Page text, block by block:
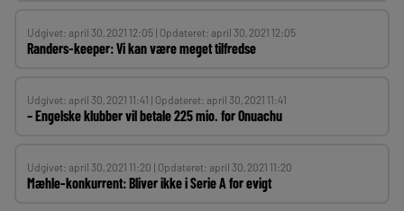
Udgivet: april 30, 2021 12:05 | Opdateret: april 30, 2021 12:05
Randers-keeper: Vi kan være meget tilfredse
Udgivet: april 30, 2021 11:41 | Opdateret: april 30, 2021 11:41
– Engelske klubber vil betale 225 mio. for Onuachu
Udgivet: april 30, 2021 11:20 | Opdateret: april 30, 2021 11:20
Mæhle-konkurrent: Bliver ikke i Serie A for evigt